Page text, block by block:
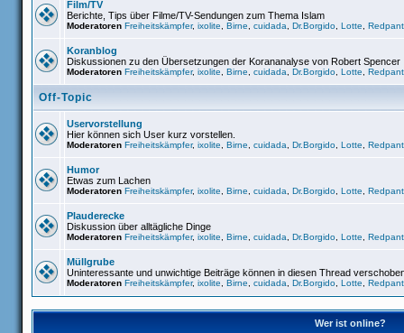
Film/TV
Berichte, Tips über Filme/TV-Sendungen zum Thema Islam
Moderatoren Freiheitskämpfer, ixolite Birne cuidada Dr.Borgido Lotte
Koranblog
Diskussionen zu den Übersetzungen der Korananalyse von Robert Spencer
Moderatoren Freiheitskämpfer, ixolite Birne cuidada Dr.Borgido Lotte
Off-Topic
Uservorstellung
Hier können sich User kurz vorstellen.
Moderatoren Freiheitskämpfer, ixolite Birne cuidada Dr.Borgido Lotte
Humor
Etwas zum Lachen
Moderatoren Freiheitskämpfer, ixolite Birne cuidada Dr.Borgido Lotte
Plauderecke
Diskussion über alltägliche Dinge
Moderatoren Freiheitskämpfer, ixolite Birne cuidada Dr.Borgido Lotte
Müllgrube
Uninteressante und unwichtige Beiträge können in diesen Thread
Moderatoren Freiheitskämpfer, ixolite Birne cuidada Dr.Borgido Lotte
Wer ist online?